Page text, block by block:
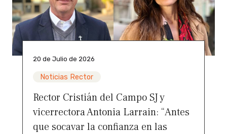
20 de Julio de 2026
Noticias Rector
Rector Cristián del Campo SJ y
vicerrectora Antonia Larrain: “Antes
que socavar la confianza en las